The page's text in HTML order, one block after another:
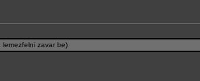
zavar be)